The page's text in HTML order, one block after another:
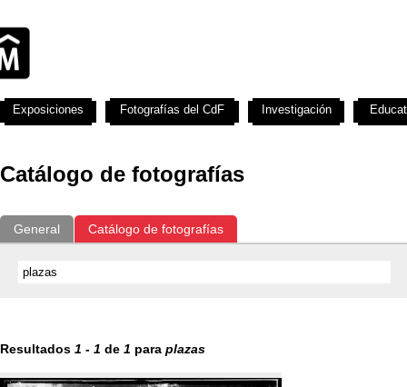
Catálogo de fotografías
General Catálogo de fotografías
Resultados 1 - 1 de 1 para plazas
Exposiciones Fotografías del CdF Investigación